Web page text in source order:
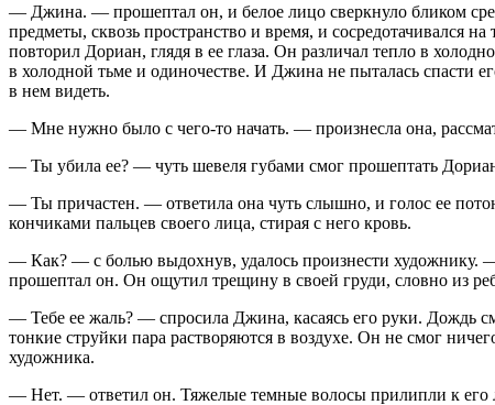
— Джина. — прошептал он, и белое лицо сверкнуло бликом
предметы, сквозь пространство и время, и
повторил Дориан, глядя в ее глаза. Он различал тепло в
в холодной тьме и одиночестве. И Джина не пыталась спасти
в нем видеть.
— Мне нужно было с чего-то начать. — произнесла она,
— Ты убила ее? — чуть шевеля губами смог прошептать
— Ты причастен. — ответила она чуть слышно, и голос ее
кончиками пальцев своего лица, стирая с него кровь.
— Как? — с болью выдохнув, удалось произнести художнику.
прошептал он. Он ощутил трещину в своей груди, словно из
— Тебе ее жаль? — спросила Джина, касаясь его руки. Дождь
тонкие струйки пара растворяются в воздухе. Он не смог
художника.
— Нет. — ответил он. Тяжелые темные волосы прилипли к его